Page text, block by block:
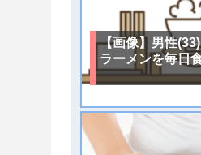
【画像】男性
ラーメンを毎日